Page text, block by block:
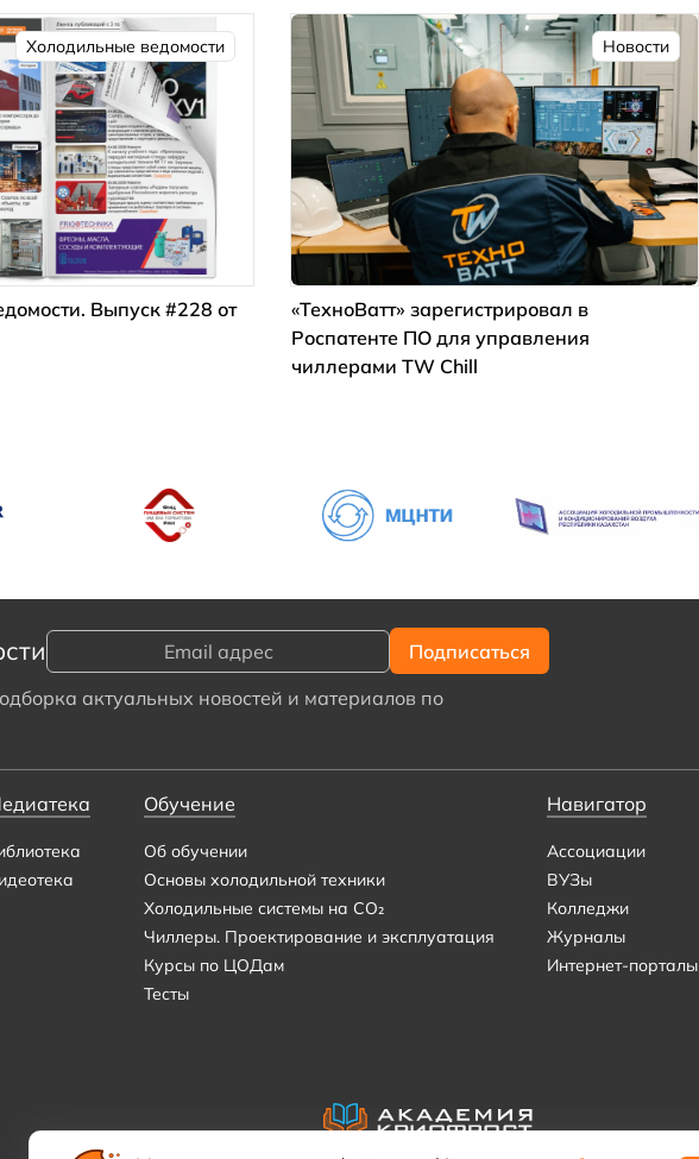
Холодильные ведомости
Выпуск #228 от
Новости
«ТехноВатт» зарегистрировал в
Роспатенте ПО для управления
чиллерами TW Chill
актуальных новостей и материалов по
Обучение
Об обучении
Основы холодильной техники
Холодильные системы на CO₂
Чиллеры. Проектирование и эксплуатация
Курсы по ЦОДам
Тесты
Навигатор
Ассоциации
ВУЗы
Колледжи
Журналы
Интернет-порталы